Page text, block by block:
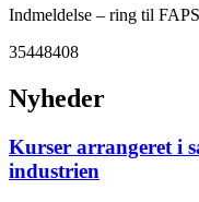
Indmeldelse – ring til FAPS
35448408
Nyheder
Kurser arrangeret i
industrien